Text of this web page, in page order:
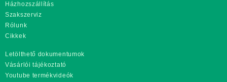
Házhozszállítás
Szakszerviz
Rólunk
Cikkek
Letölthető dokumentumok
Vásárlói tájékoztató
Youtube termékvideók